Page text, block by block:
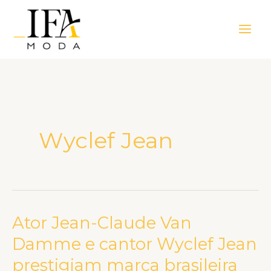
Menu
Wyclef Jean
Ator Jean-Claude Van
Damme e cantor Wyclef Jean
prestigiam marca brasileira
Ator
Jean-
Claude
Van